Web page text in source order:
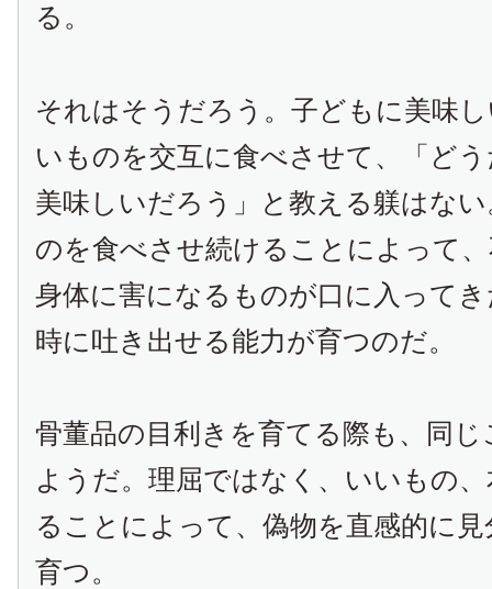
る。
それはそうだろう。子どもに美味
いものを交互に食べさせて、「ど
美味しいだろう」と教える躾はな
のを食べさせ続けることによって
身体に害になるものが口に入って
時に吐き出せる能力が育つのだ。
骨董品の目利きを育てる際も、同
ようだ。理屈ではなく、いいもの
ることによって、偽物を直感的に
育つ。